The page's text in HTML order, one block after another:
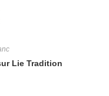
Lie Tradition